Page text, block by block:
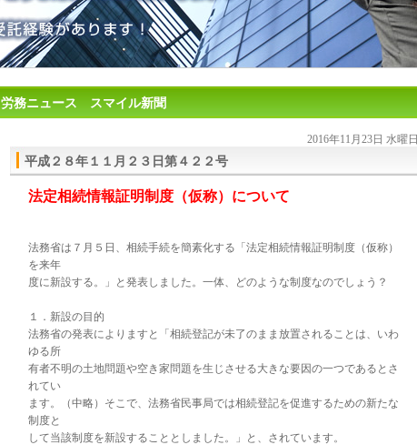
労務ニュース スマイル新聞
2016年11月23日 水曜日
平成２８年１１月２３日第４２２号
法定相続情報証明制度（仮称）について
法務省は７月５日、相続手続を簡素化する「法定相続情報証明制度（仮称）
を来年
度に新設する。」と発表しました。一体、どのような制度なのでしょう？
１．新設の目的
法務省の発表によりますと「相続登記が未了のまま放置されることは、いわ
ゆる所
有者不明の土地問題や空き家問題を生じさせる大きな要因の一つであるとさ
れてい
ます。（中略）そこで、法務省民事局では相続登記を促進するための新たな
制度と
して当該制度を新設することとしました。」と、されています。